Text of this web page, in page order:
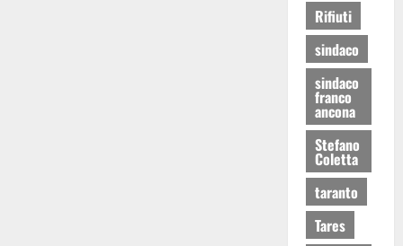
Rifiuti
sindaco
sindaco
franco
ancona
Stefano
Coletta
taranto
Tares